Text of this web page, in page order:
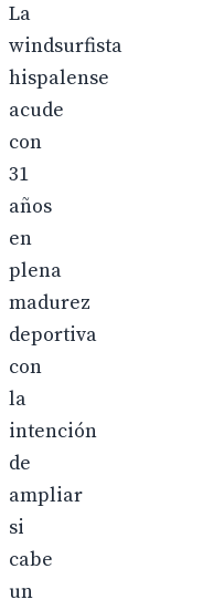
La
windsurfista
hispalense
acude
con
31
años
en
plena
madurez
deportiva
con
la
intención
de
ampliar
si
cabe
un